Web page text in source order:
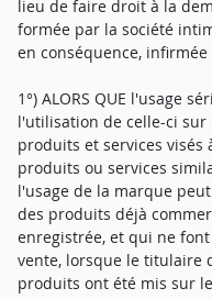
lieu de faire droit à la
formée par la société
en conséquence, infirmée
1°) ALORS QUE l'usage
l'utilisation de celle-ci
produits et services visés
produits ou services
l'usage de la marque
des produits déjà
enregistrée, et qui ne
vente, lorsque le titulaire
produits ont été mis sur